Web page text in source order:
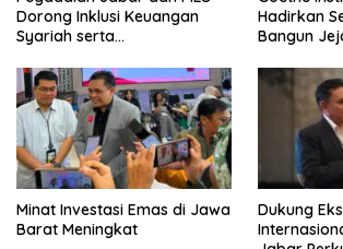
Dorong Inklusi Keuangan
Syariah serta
Hadirkan
Bangun
Minat Investasi Emas di Jawa
Barat Meningkat
Dukung